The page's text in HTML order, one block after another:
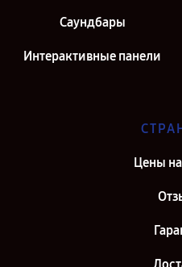
Саундбары
Интерактивные панели
Цены